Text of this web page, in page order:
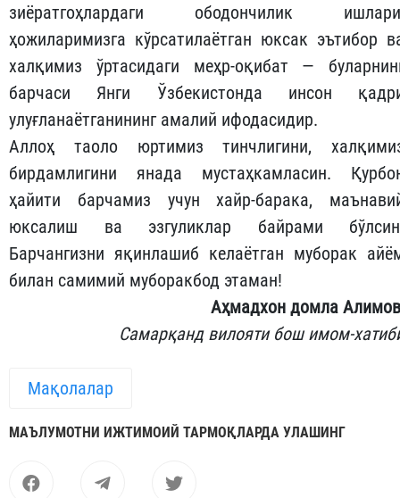
зиёратгоҳлардаги ободончилик
ҳожиларимизга кўрсатилаётган юксак эътибор
халқимиз ўртасидаги меҳр-оқибат —
барчаси Янги Ўзбекистонда инсон
улуғланаётганининг амалий ифодасидир.
Аллоҳ таоло юртимиз тинчлигини,
бирдамлигини янада мустаҳкамласин.
ҳайити барчамиз учун хайр-барака,
юксалиш ва эзгуликлар байрами
Барчангизни яқинлашиб келаётган муборак
билан самимий муборакбод этаман!
Аҳмадхон домла
Самарқанд вилояти бош имом-
Мақолалар
МАЪЛУМОТНИ ИЖТИМОИЙ ТАРМОҚЛАРДА УЛАШИНГ